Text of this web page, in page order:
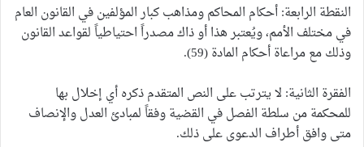
النقطة الرابعة: أحكام المحاكم ومذاهب كبار المؤلفين في القانون العام
في مختلف الأمم، ويُعتبر هذا أو ذاك مصدراً احتياطياً لقواعد القانون
وذلك مع مراعاة أحكام المادة (59).
الفقرة الثانية: لا يترتب على النص المتقدم ذكره أي إخلال بها
للمحكمة من سلطة الفصل في القضية وفقاً لمبادئ العدل والإنصاف
متى وافق أطراف الدعوى على ذلك.